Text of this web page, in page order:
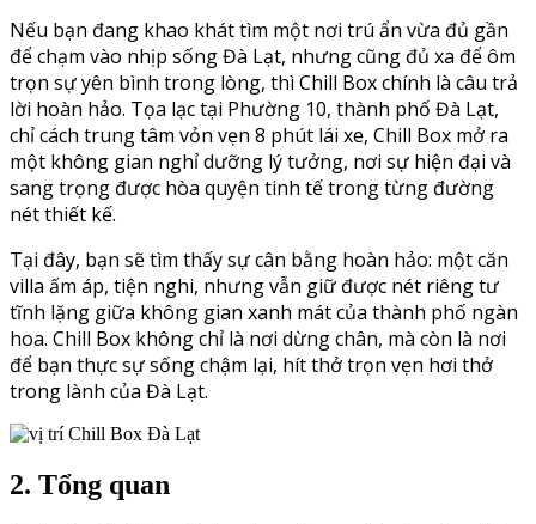
Nếu bạn đang khao khát tìm một nơi trú ẩn vừa đủ gần
để chạm vào nhịp sống Đà Lạt, nhưng cũng đủ xa để ôm
trọn sự yên bình trong lòng, thì Chill Box chính là câu trả
lời hoàn hảo. Tọa lạc tại Phường 10, thành phố Đà Lạt,
chỉ cách trung tâm vỏn vẹn 8 phút lái xe, Chill Box mở ra
một không gian nghỉ dưỡng lý tưởng, nơi sự hiện đại và
sang trọng được hòa quyện tinh tế trong từng đường
nét thiết kế.
Tại đây, bạn sẽ tìm thấy sự cân bằng hoàn hảo: một căn
villa ấm áp, tiện nghi, nhưng vẫn giữ được nét riêng tư
tĩnh lặng giữa không gian xanh mát của thành phố ngàn
hoa. Chill Box không chỉ là nơi dừng chân, mà còn là nơi
để bạn thực sự sống chậm lại, hít thở trọn vẹn hơi thở
trong lành của Đà Lạt.
2. Tổng quan